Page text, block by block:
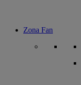
Zona Fan